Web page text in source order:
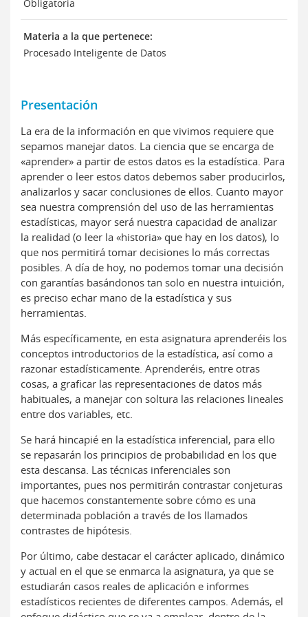
Obligatoria
Materia a la que pertenece:
Procesado Inteligente de Datos
Presentación
La era de la información en que vivimos requiere que
sepamos manejar datos. La ciencia que se encarga de
«aprender» a partir de estos datos es la estadística. Para
aprender o leer estos datos debemos saber producirlos,
analizarlos y sacar conclusiones de ellos. Cuanto mayor
sea nuestra comprensión del uso de las herramientas
estadísticas, mayor será nuestra capacidad de analizar
la realidad (o leer la «historia» que hay en los datos), lo
que nos permitirá tomar decisiones lo más correctas
posibles. A día de hoy, no podemos tomar una decisión
con garantías basándonos tan solo en nuestra intuición,
es preciso echar mano de la estadística y sus
herramientas.
Más específicamente, en esta asignatura aprenderéis los
conceptos introductorios de la estadística, así como a
razonar estadísticamente. Aprenderéis, entre otras
cosas, a graficar las representaciones de datos más
habituales, a manejar con soltura las relaciones lineales
entre dos variables, etc.
Se hará hincapié en la estadística inferencial, para ello
se repasarán los principios de probabilidad en los que
esta descansa. Las técnicas inferenciales son
importantes, pues nos permitirán contrastar conjeturas
que hacemos constantemente sobre cómo es una
determinada población a través de los llamados
contrastes de hipótesis.
Por último, cabe destacar el carácter aplicado, dinámico
y actual en el que se enmarca la asignatura, ya que se
estudiarán casos reales de aplicación e informes
estadísticos recientes de diferentes campos. Además, el